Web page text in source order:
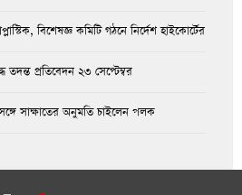
বিশেষজ্ঞ কমিটি গঠনে নির্দেশ হাইকোর্টের
প্রতিবেদন ২৩ সেপ্টেম্বর
সাক্ষাতের অনুমতি চাইলেন পলক